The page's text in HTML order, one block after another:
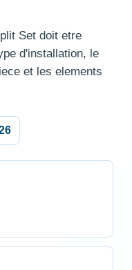
Set doit etre
d'installation, le
et les elements